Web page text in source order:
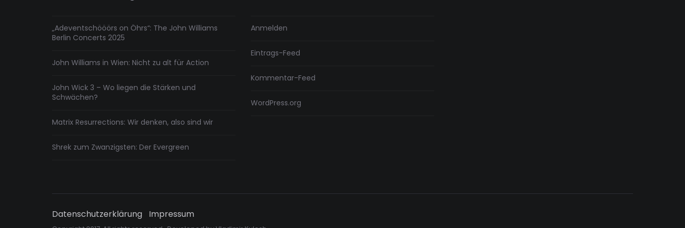
„Adeventschööörs on Öhrs“: The John Williams
Berlin Concerts 2025
John Williams in Wien: Nicht zu alt für Action
John Wick 3 – Wo liegen die Stärken und
Schwächen?
Matrix Resurrections: Wir denken, also sind wir
Shrek zum Zwanzigsten: Der Evergreen
Anmelden
Eintrags-Feed
Kommentar-Feed
WordPress.org
Datenschutzerklärung Impressum